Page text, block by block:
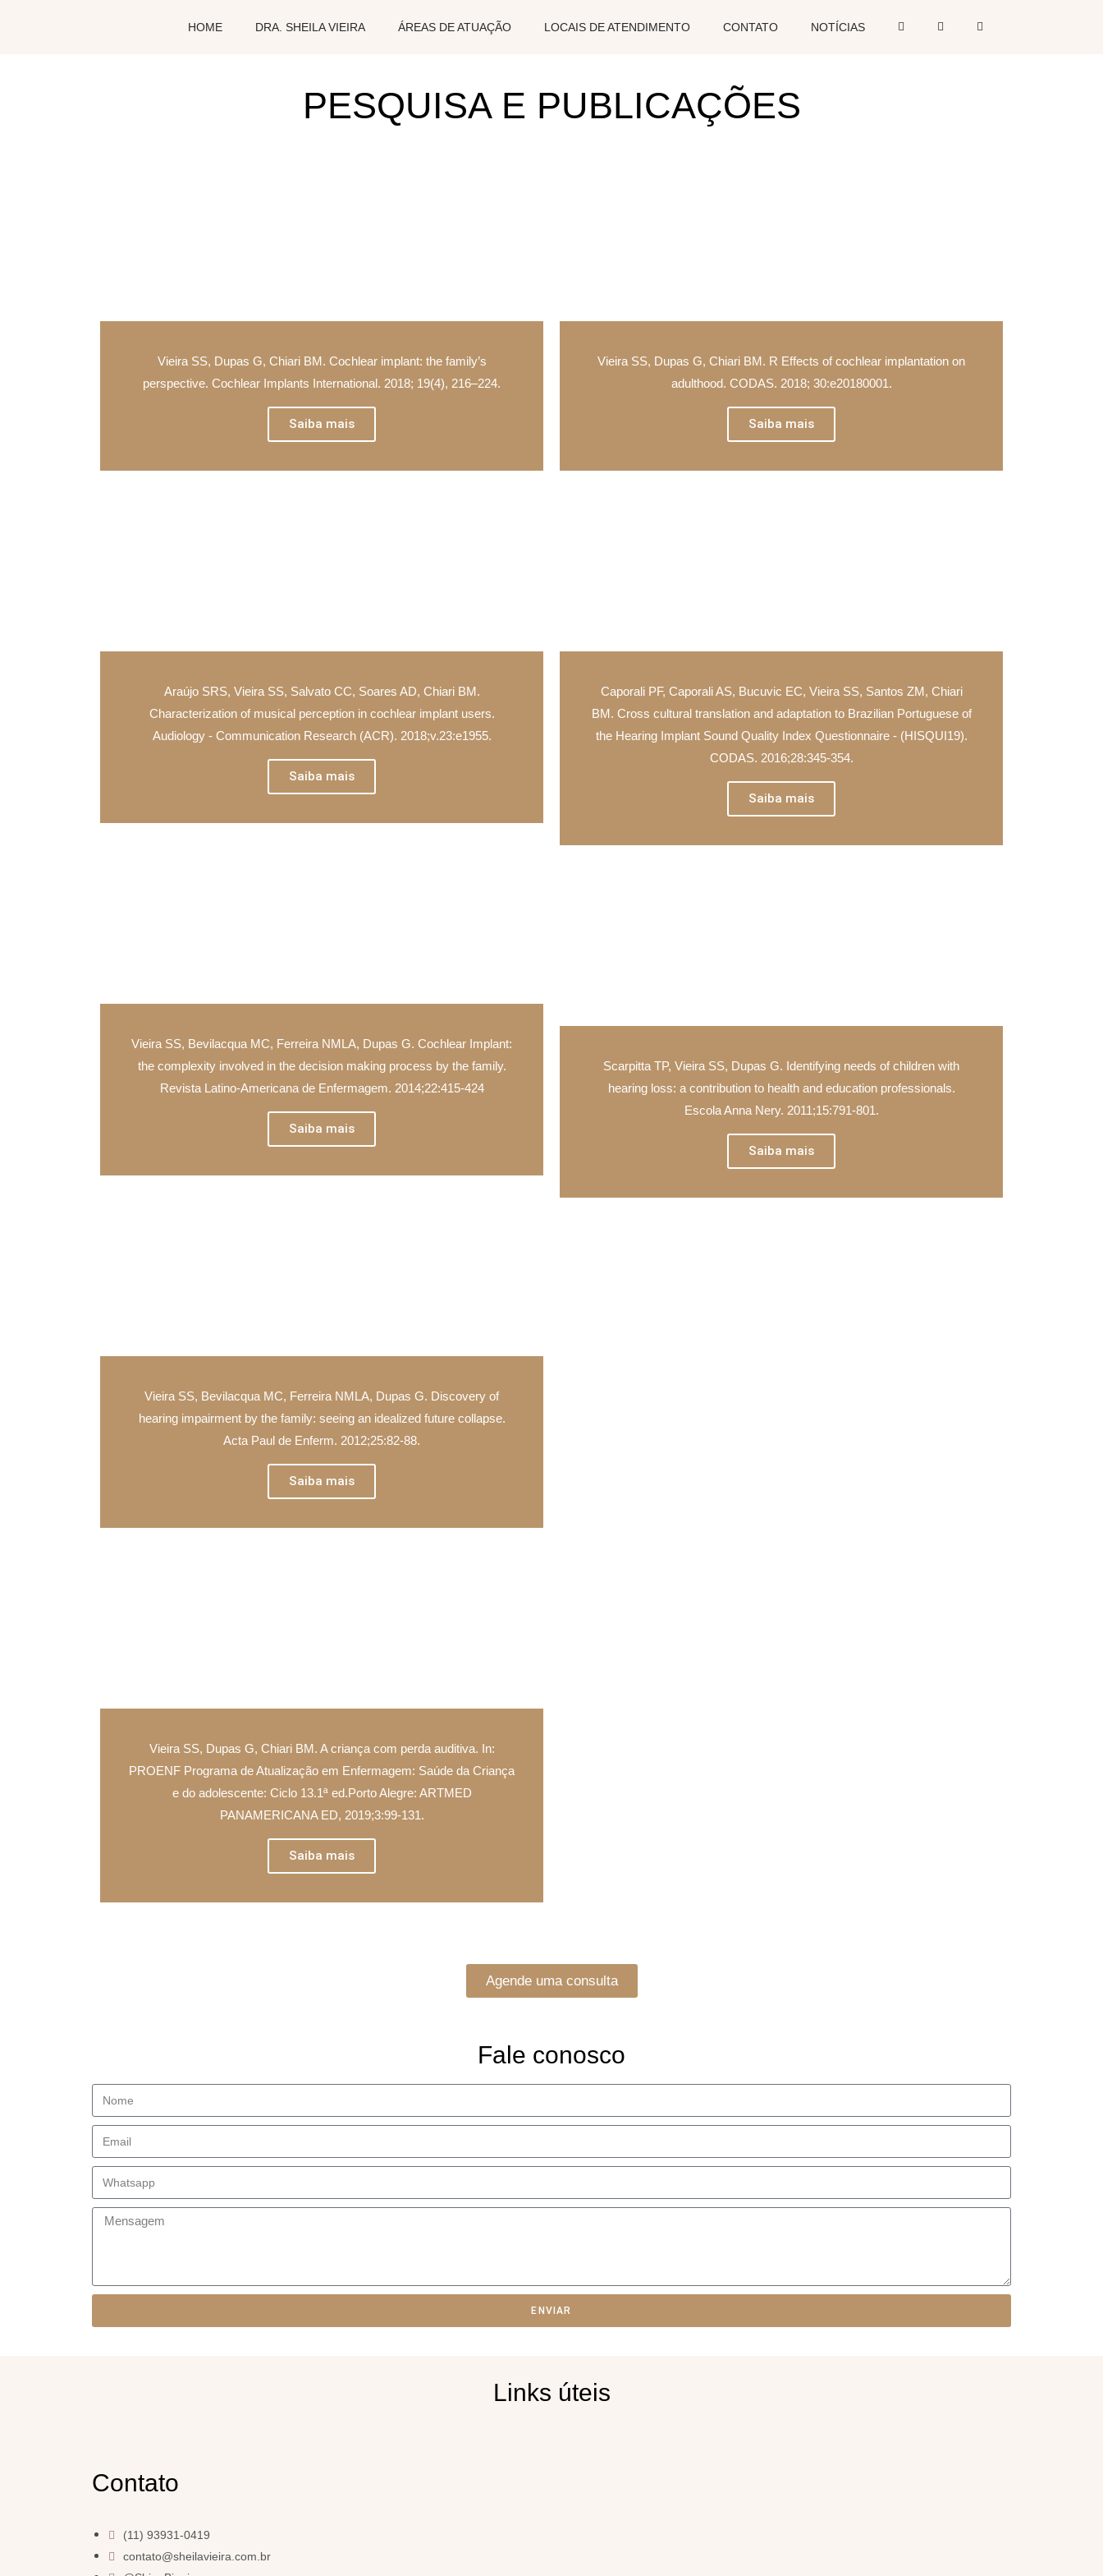
HOME DRA. SHEILA VIEIRA ÁREAS DE ATUAÇÃO LOCAIS DE ATENDIMENTO CONTATO NOTÍCIAS
PESQUISA E PUBLICAÇÕES
Vieira SS, Dupas G, Chiari BM. Cochlear implant: the family’s
perspective. Cochlear Implants International. 2018; 19(4), 216–224.
Saiba mais
Araújo SRS, Vieira SS, Salvato CC, Soares AD, Chiari BM.
Characterization of musical perception in cochlear implant users.
Audiology - Communication Research (ACR). 2018;v.23:e1955.
Saiba mais
Vieira SS, Bevilacqua MC, Ferreira NMLA, Dupas G. Cochlear Implant:
the complexity involved in the decision making process by the family.
Revista Latino-Americana de Enfermagem. 2014;22:415-424
Saiba mais
Vieira SS, Bevilacqua MC, Ferreira NMLA, Dupas G. Discovery of
hearing impairment by the family: seeing an idealized future collapse.
Acta Paul de Enferm. 2012;25:82-88.
Saiba mais
Vieira SS, Dupas G, Chiari BM. A criança com perda auditiva. In:
PROENF Programa de Atualização em Enfermagem: Saúde da Criança
e do adolescente: Ciclo 13.1ª ed.Porto Alegre: ARTMED
PANAMERICANA ED, 2019;3:99-131.
Saiba mais
Vieira SS, Dupas G, Chiari BM. R Effects of cochlear implantation on
adulthood. CODAS. 2018; 30:e20180001.
Saiba mais
Caporali PF, Caporali AS, Bucuvic EC, Vieira SS, Santos ZM, Chiari
BM. Cross cultural translation and adaptation to Brazilian Portuguese of
the Hearing Implant Sound Quality Index Questionnaire - (HISQUI19).
CODAS. 2016;28:345-354.
Saiba mais
Scarpitta TP, Vieira SS, Dupas G. Identifying needs of children with
hearing loss: a contribution to health and education professionals.
Escola Anna Nery. 2011;15:791-801.
Saiba mais
Agende uma consulta
Fale conosco
ENVIAR
Links úteis
Contato
(11) 93931-0419
contato@sheilavieira.com.br